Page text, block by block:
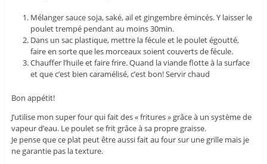
Mélanger sauce soja, saké, ail et gingembre émincés. Y laisser le
poulet trempé pendant au moins 30min.
Dans un sac plastique, mettre la fécule et le poulet égoutté,
faire en sorte que les morceaux soient couverts de fécule.
Chauffer l’huile et faire frire. Quand la viande flotte à la surface
et que c’est bien caramélisé, c’est bon! Servir chaud
Bon appétit!
J’utilise mon super four qui fait des « fritures » grâce à un système de
vapeur d’eau. Le poulet se frit grâce à sa propre graisse.
Je pense que ce plat peut être aussi fait au four sur une grille mais je
ne garantie pas la texture.